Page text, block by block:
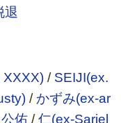
退
XXXX)/ SEIJI(ex.
/ かずみ(ex-ar
公佑/仁(ex-Sariel